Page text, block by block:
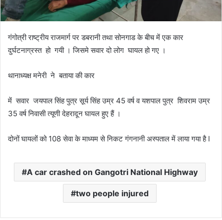
गंगोत्री राष्ट्रीय राजमार्ग पर डबरानी तथा सोनगाड के बीच में एक कार
दुर्घटनाग्रस्त हो गयी । जिसमे सवार दो लोग घायल हो गए ।
थानाध्यक्ष मनेरी ने बताया की कार
में सवार जयपाल सिंह पुत्र सूर्य सिंह उम्र 45 वर्ष व यशपाल पुत्र शिवराम उम्र
35 वर्ष निवासी त्यूणी देहरादून घायल हुए हैं ।
दोनों घायलों को 108 सेवा के माध्यम से निकट गंगनानी अस्पताल में लाया गया है l
A car crashed on Gangotri National Highway
two people injured